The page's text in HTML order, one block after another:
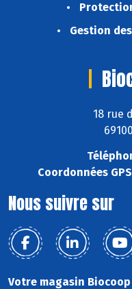
Gestion
18 rue
Coordonnées
Nous suivre sur
Votre magasin